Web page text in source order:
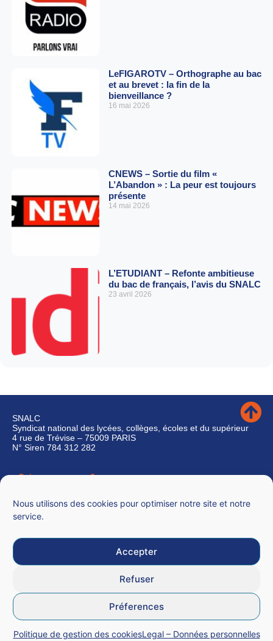
Nous utilisons des cookies pour optimiser notre site et notre
service.
Accepter
Refuser
Préferences
Politique de gestion des cookiesLegal – Données personnelles
LeFIGAROTV – Orthographe au bac
et au brevet : la fin de la
bienveillance ?
16 mai 2026
CNEWS – Sortie du film «
L’Abandon » : La peur est toujours
présente
14 mai 2026
L’ETUDIANT – Refonte ambitieuse
du bac de français, l’avis du SNALC
23 avril 2026
SNALC
Syndicat national des lycées, collèges, écoles et du supérieur
4 rue de Trévise – 75009 PARIS
N° Siren 784 312 282
Qui sommes-nous ?
CGU